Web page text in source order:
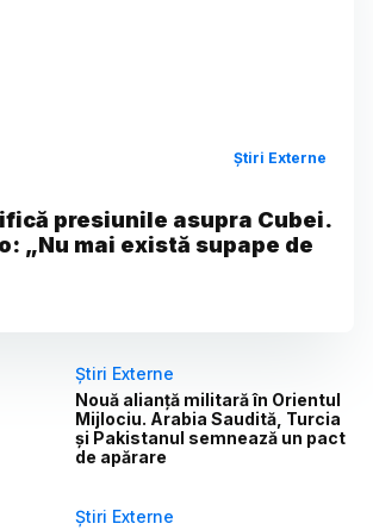
Știri Externe
presiunile asupra Cubei.
„Nu mai există supape de
Știri Externe
Nouă alianță militară în Orientul
Mijlociu. Arabia Saudită, Turcia
și Pakistanul semnează un pact
de apărare
Știri Externe